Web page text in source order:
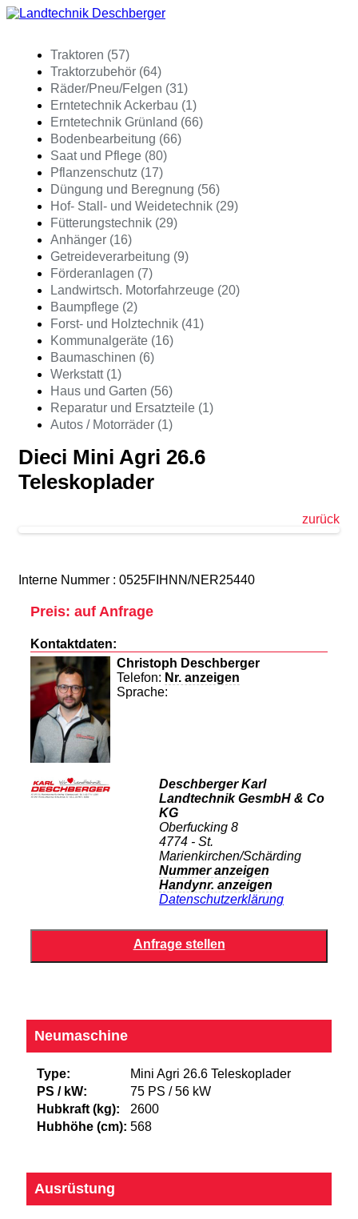
Traktoren (57)
Traktorzubehör (64)
Räder/Pneu/Felgen (31)
Erntetechnik Ackerbau (1)
Erntetechnik Grünland (66)
Bodenbearbeitung (66)
Saat und Pflege (80)
Pflanzenschutz (17)
Düngung und Beregnung (56)
Hof- Stall- und Weidetechnik (29)
Fütterungstechnik (29)
Anhänger (16)
Getreideverarbeitung (9)
Förderanlagen (7)
Landwirtsch. Motorfahrzeuge (20)
Baumpflege (2)
Forst- und Holztechnik (41)
Kommunalgeräte (16)
Baumaschinen (6)
Werkstatt (1)
Haus und Garten (56)
Reparatur und Ersatzteile (1)
Autos / Motorräder (1)
Dieci Mini Agri 26.6
Teleskoplader
zurück
Interne Nummer : 0525FIHNN/NER25440
Preis: auf Anfrage
Kontaktdaten:
Christoph Deschberger
Telefon: Nr. anzeigen
Sprache:
Deschberger Karl
Landtechnik GesmbH & Co
KG
Oberfucking 8
4774 - St.
Marienkirchen/Schärding
Nummer anzeigen
Handynr. anzeigen
Datenschutzerklärung
Neumaschine
Type:
Mini Agri 26.6 Teleskoplader
PS / kW:
75 PS / 56 kW
Hubkraft (kg):
2600
Hubhöhe (cm): 568
Ausrüstung